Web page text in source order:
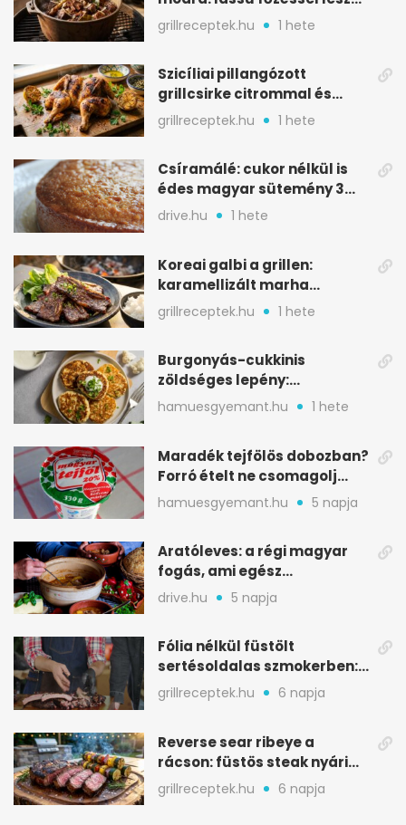
igazán szaftos
grillreceptek.hu 1 hete
Szicíliai pillangózott
grillcsirke citrommal és
oregánóval
grillreceptek.hu 1 hete
Csíramálé: cukor nélkül is
édes magyar sütemény 3
alapanyagból
drive.hu 1 hete
Koreai galbi a grillen:
karamellizált marha
rövidborda gyorsan
grillreceptek.hu 1 hete
Burgonyás-cukkinis
zöldséges lepény:
aranybarna, szaftos, hús
nélkül is
hamuesgyemant.hu 1 hete
Maradék tejfölös dobozban?
Forró ételt ne csomagolj
ilyen tégelybe
hamuesgyemant.hu 5 napja
Aratóleves: a régi magyar
fogás, ami egész
csapatokat jóllakatott
drive.hu 5 napja
Fólia nélkül füstölt
sertésoldalas szmokerben:
ropogós bark, 6 óra
grillreceptek.hu 6 napja
Reverse sear ribeye a
rácson: füstös steak nyári
tökkebabbal
grillreceptek.hu 6 napja